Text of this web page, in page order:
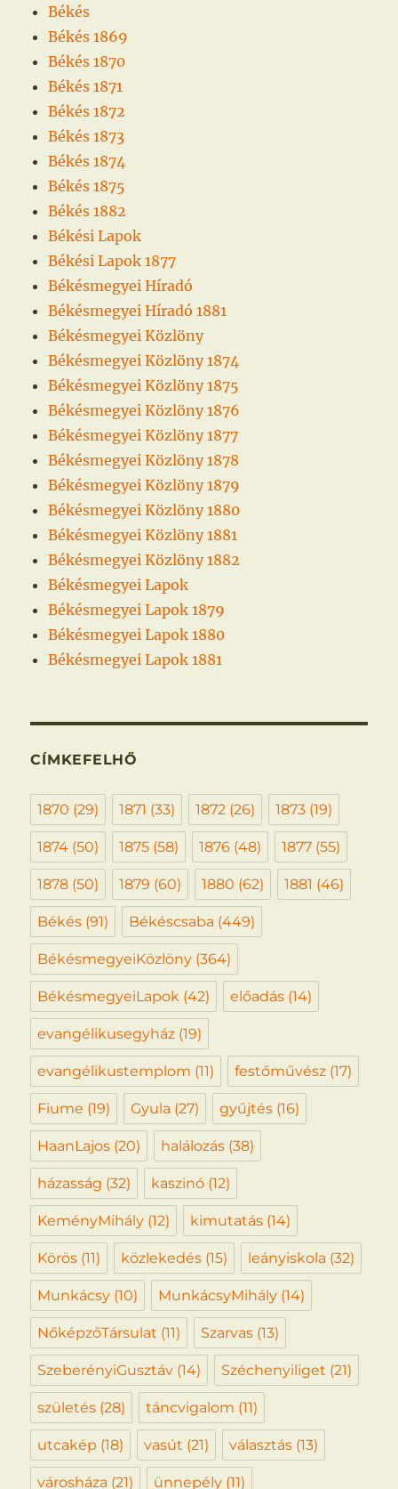
Békés
Békés 1869
Békés 1870
Békés 1871
Békés 1872
Békés 1873
Békés 1874
Békés 1875
Békés 1882
Békési Lapok
Békési Lapok 1877
Békésmegyei Híradó
Békésmegyei Híradó 1881
Békésmegyei Közlöny
Békésmegyei Közlöny 1874
Békésmegyei Közlöny 1875
Békésmegyei Közlöny 1876
Békésmegyei Közlöny 1877
Békésmegyei Közlöny 1878
Békésmegyei Közlöny 1879
Békésmegyei Közlöny 1880
Békésmegyei Közlöny 1881
Békésmegyei Közlöny 1882
Békésmegyei Lapok
Békésmegyei Lapok 1879
Békésmegyei Lapok 1880
Békésmegyei Lapok 1881
CÍMKEFELHŐ
1870 (29) 1871 (33) 1872 (26) 1873 (19)
1874 (50) 1875 (58) 1876 (48) 1877 (55)
1878 (50) 1879 (60) 1880 (62) 1881 (46)
Békés (91) Békéscsaba (449)
BékésmegyeiKözlöny (364)
BékésmegyeiLapok (42) előadás (14)
evangélikusegyház (19)
evangélikustemplom (11) festőművész (17)
Fiume (19) Gyula (27) gyűjtés (16)
HaanLajos (20) halálozás (38)
házasság (32) kaszinó (12)
KeményMihály (12) kimutatás (14)
Körös (11) közlekedés (15) leányiskola (32)
Munkácsy (10) MunkácsyMihály (14)
NőképzőTársulat (11) Szarvas (13)
SzeberényiGusztáv (14) Széchenyiliget (21)
születés (28) táncvigalom (11)
utcakép (18) vasút (21) választás (13)
városháza (21) ünnepély (11)